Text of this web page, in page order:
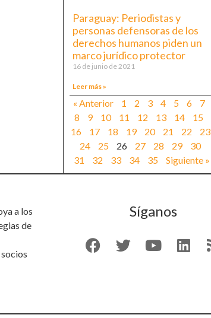
Paraguay: Periodistas y
personas defensoras de los
derechos humanos piden un
marco jurídico protector
16 de junio de 2021
Leer más »
« Anterior 1 2 3 4 5 6
7
8
9 10 11 12 13 14
15
16
17 18 19 20 21 22
23
24
25 26 27 28 29
30
31
32 33 34 35 Siguiente »
a los
de
Síganos